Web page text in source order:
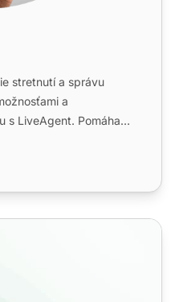
stretnutí a správu
a
s LiveAgent. Pomáha